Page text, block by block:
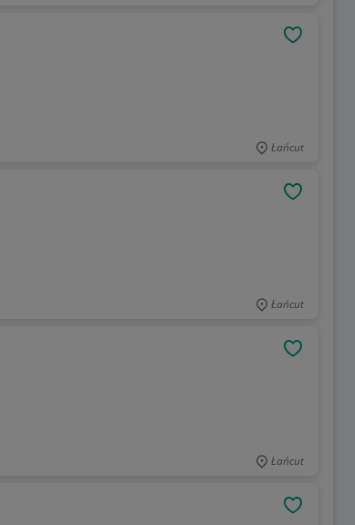
Łańcut
Łańcut
Łańcut